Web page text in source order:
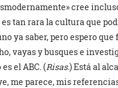
cree
es tan rara la cultura que
ya saber, pero espero
vayas y busques e
el ABC. (Risas.) Está al
me parece, mis